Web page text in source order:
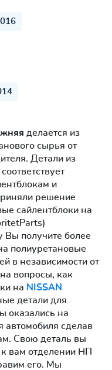
делается из
сырья от
Детали из
и
решение
сайлентблоки на
Вы получите более
полиуретановые
в независимости от
вопросы, как
на NISSAN
детали для
оказались на
автомобиля сделав
Свою деталь вы
вам отделении НП
его. Мы